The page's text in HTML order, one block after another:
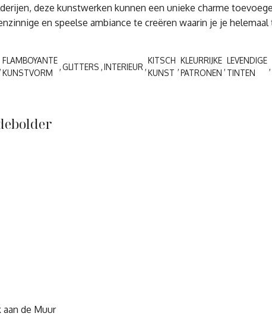
deze kunstwerken kunnen een unieke charme
en speelse ambiance te creëren waarin je je
FLAMBOYANTE
KUNSTVORM
GLITTERS INTERIEUR
KITSCH
KUNST
KLEURRIJKE
PATRONEN
LEVENDIGE
TINTEN
de Muur